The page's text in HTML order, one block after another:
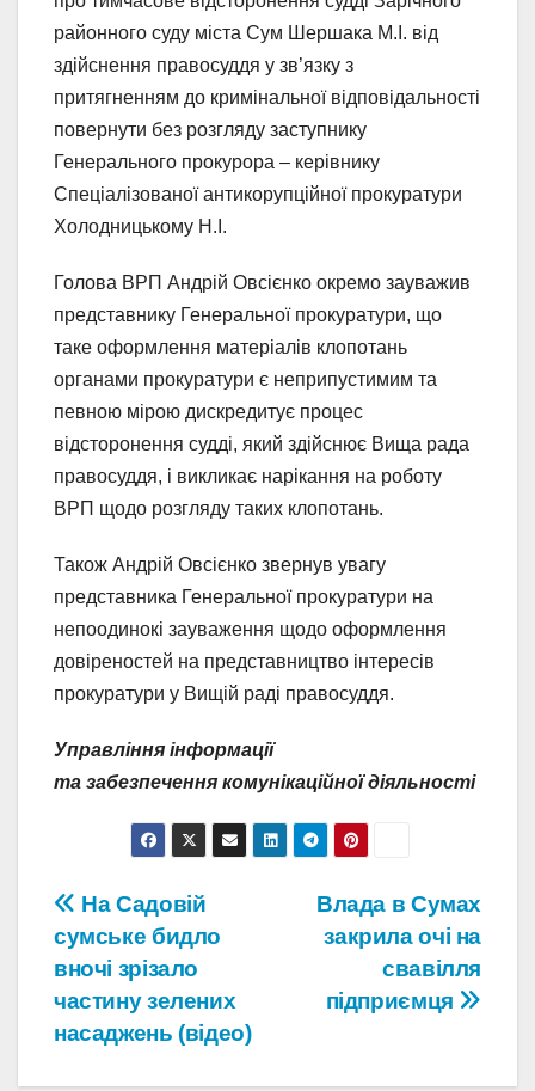
районного суду міста Сум Шершака М.І. від
здійснення правосуддя у зв’язку з
притягненням до кримінальної відповідальності
повернути без розгляду заступнику
Генерального прокурора – керівнику
Спеціалізованої антикорупційної прокуратури
Холодницькому Н.І.
Голова ВРП Андрій Овсієнко окремо зауважив
представнику Генеральної прокуратури, що
таке оформлення матеріалів клопотань
органами прокуратури є неприпустимим та
певною мірою дискредитує процес
відсторонення судді, який здійснює Вища рада
правосуддя, і викликає нарікання на роботу
ВРП щодо розгляду таких клопотань.
Також Андрій Овсієнко звернув увагу
представника Генеральної прокуратури на
непоодинокі зауваження щодо оформлення
довіреностей на представництво інтересів
прокуратури у Вищій раді правосуддя.
Управління інформації
та забезпечення комунікаційної діяльності
Навігація
записів
Влада в Сумах
закрила очі на
свавілля
підприємця
На Садовій
сумське бидло
вночі зрізало
частину зелених
насаджень (відео)